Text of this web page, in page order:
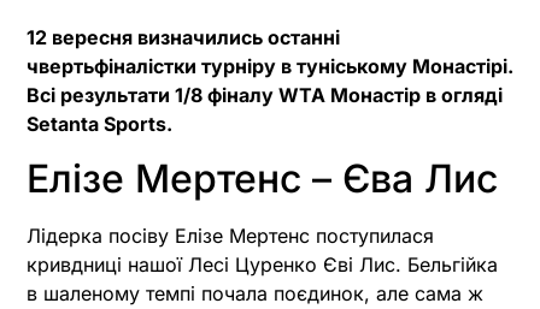
12 вересня визначились останні
чвертьфіналістки турніру в туніському Монастірі.
Всі результати 1/8 фіналу WTA Монастір в огляді
Setanta Sports.
Елізе Мертенс – Єва Лис
Лідерка посіву Елізе Мертенс поступилася
кривдниці нашої Лесі Цуренко Єві Лис. Бельгійка
в шаленому темпі почала поєдинок, але сама ж